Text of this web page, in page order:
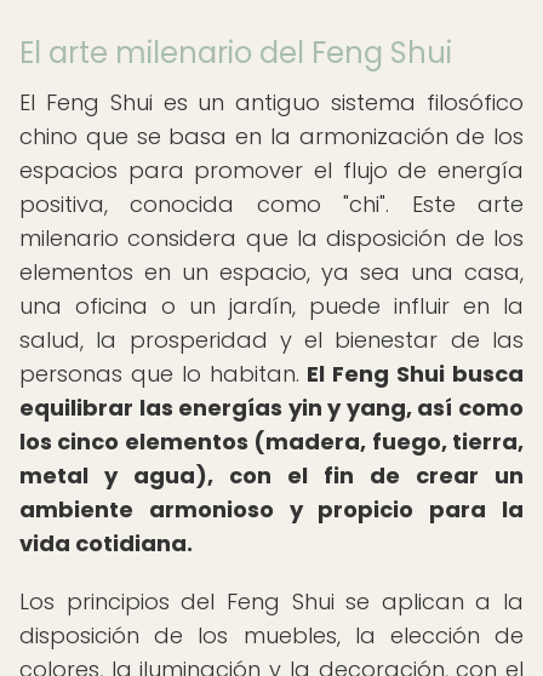
El arte milenario del Feng Shui
El Feng Shui es un antiguo sistema filosófico
chino que se basa en la armonización de los
espacios para promover el flujo de energía
positiva, conocida como "chi". Este arte
milenario considera que la disposición de los
elementos en un espacio, ya sea una casa,
una oficina o un jardín, puede influir en la
salud, la prosperidad y el bienestar de las
personas que lo habitan. El Feng Shui busca
equilibrar las energías yin y yang, así como
los cinco elementos (madera, fuego, tierra,
metal y agua), con el fin de crear un
ambiente armonioso y propicio para la
vida cotidiana.
Los principios del Feng Shui se aplican a la
disposición de los muebles, la elección de
colores, la iluminación y la decoración, con el